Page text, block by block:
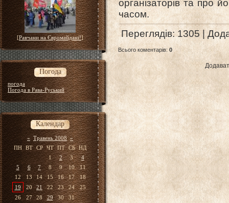
[Равчани на Євромайдані!]
Погода
погода
Погода в Рава-Руський
Календар
« Травень 2008 »
ПН
ВТ СР ЧТ ПТ СБ
НД
1
2 3
4
5
6 7 8 9 10
11
12
13 14 15 16 17
18
19
20 21 22 23 24
25
26
27 28 29 30 31
організаторів та про
часом.
Переглядів: 1305 |
Всього коментарів: 0